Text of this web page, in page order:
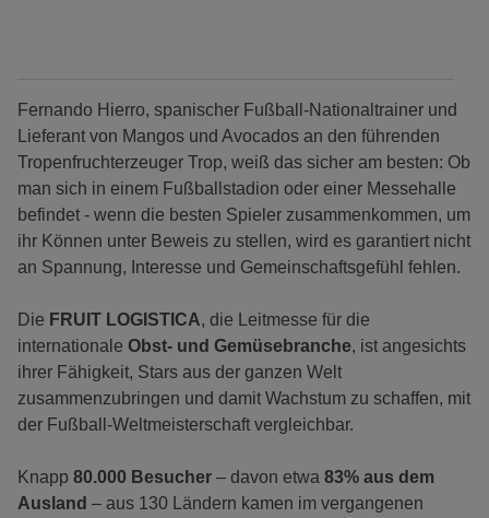
Fernando Hierro, spanischer Fußball-Nationaltrainer und
Lieferant von Mangos und Avocados an den führenden
Tropenfruchterzeuger Trop, weiß das sicher am besten: Ob
man sich in einem Fußballstadion oder einer Messehalle
befindet - wenn die besten Spieler zusammenkommen, um
ihr Können unter Beweis zu stellen, wird es garantiert nicht
an Spannung, Interesse und Gemeinschaftsgefühl fehlen.
Die FRUIT LOGISTICA, die Leitmesse für die
internationale Obst- und Gemüsebranche, ist angesichts
ihrer Fähigkeit, Stars aus der ganzen Welt
zusammenzubringen und damit Wachstum zu schaffen, mit
der Fußball-Weltmeisterschaft vergleichbar.
Knapp 80.000 Besucher – davon etwa 83% aus dem
Ausland – aus 130 Ländern kamen im vergangenen